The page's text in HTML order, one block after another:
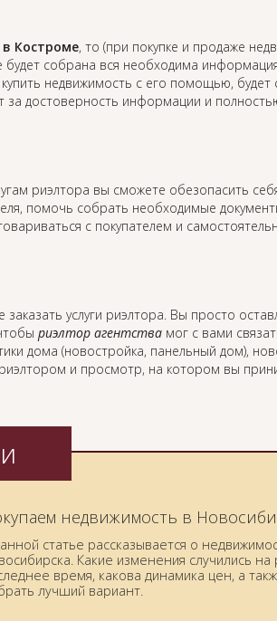
Костроме, то (при покупке и продаже
собрана вся необходима
недвижимость с его помощью, будет
за достоверность информации и
риэлтора вы сможете обезопасить
помочь собрать необходимые
с покупателем и
услуги риэлтора. Вы просто
риэлтор агентствамог с вами
дома (новостройка, панельный дом),
и просмотр, на котором вы
недвижимость в
статье рассказывается о
Какие изменения случились на
время, какова динамика цен, а
лучший вариант.